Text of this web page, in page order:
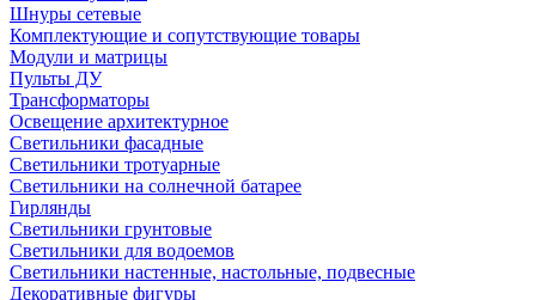
Шнуры сетевые
Комплектующие и сопутствующие товары
Модули и матрицы
Пульты ДУ
Трансформаторы
Освещение архитектурное
Светильники фасадные
Светильники тротуарные
Светильники на солнечной батарее
Гирлянды
Светильники грунтовые
Светильники для водоемов
Светильники настенные, настольные, подвесные
Декоративные фигуры